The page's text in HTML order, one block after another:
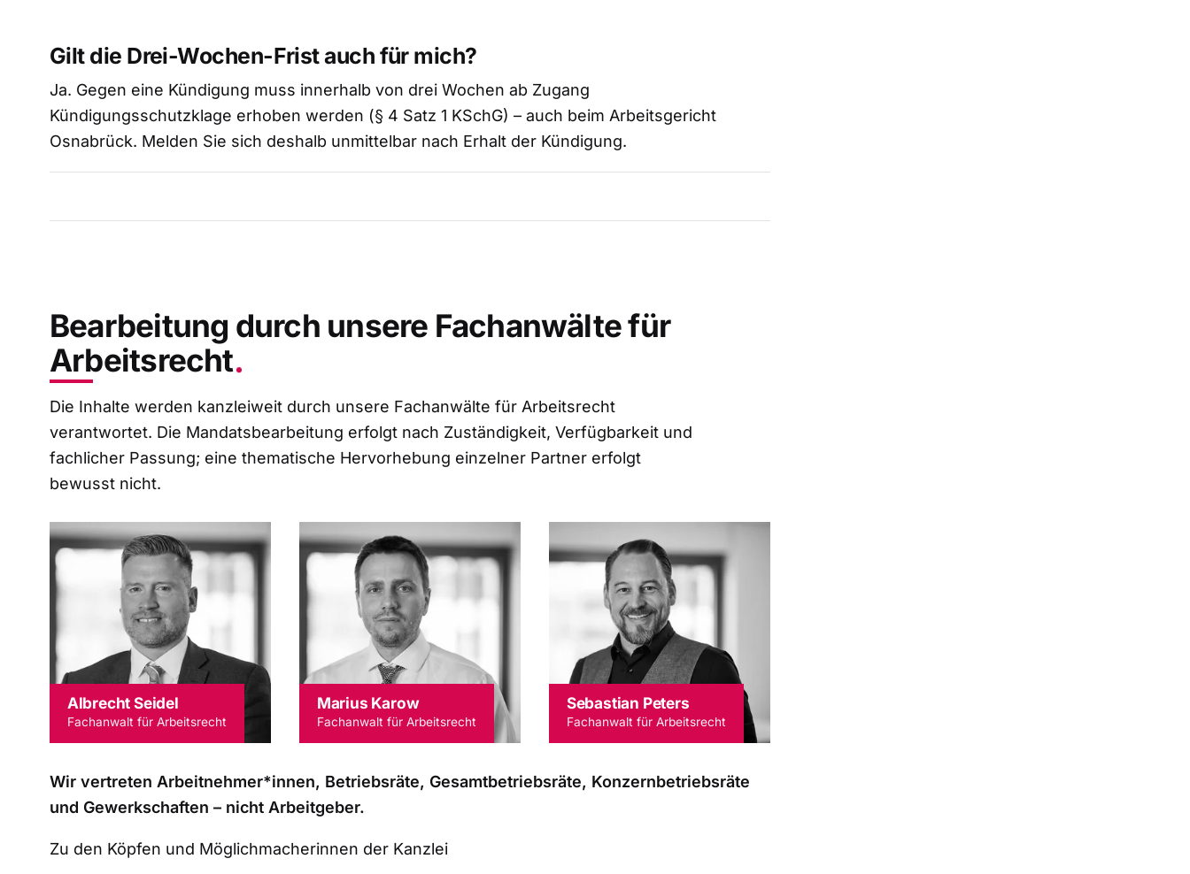
Gilt die Drei-Wochen-Frist auch für mich?
Ja. Gegen eine Kündigung muss innerhalb von drei Wochen ab Zugang
Kündigungsschutzklage erhoben werden (§ 4 Satz 1 KSchG) – auch beim Arbeitsgericht
Osnabrück. Melden Sie sich deshalb unmittelbar nach Erhalt der Kündigung.
Bearbeitung durch unsere Fachanwälte für
Arbeitsrecht
Die Inhalte werden kanzleiweit durch unsere Fachanwälte für Arbeitsrecht
verantwortet. Die Mandatsbearbeitung erfolgt nach Zuständigkeit, Verfügbarkeit und
fachlicher Passung; eine thematische Hervorhebung einzelner Partner erfolgt
bewusst nicht.
Albrecht Seidel
Fachanwalt für Arbeitsrecht
Marius Karow
Fachanwalt für Arbeitsrecht
Sebastian Peters
Fachanwalt für Arbeitsrecht
Wir vertreten Arbeitnehmer*innen, Betriebsräte, Gesamtbetriebsräte, Konzernbetriebsräte
und Gewerkschaften – nicht Arbeitgeber.
Zu den Köpfen und Möglichmacherinnen der Kanzlei